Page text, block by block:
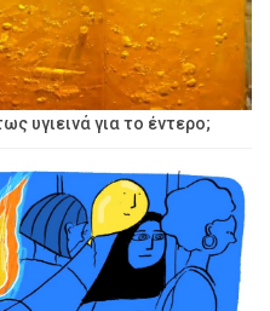
υγιεινά για το έντερο;